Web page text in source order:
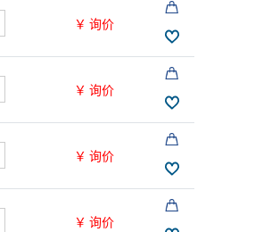
￥ 询价
￥ 询价
￥ 询价
￥ 询价